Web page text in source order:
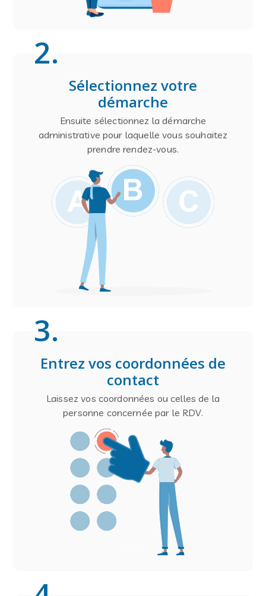
2.
Sélectionnez votre
démarche
Ensuite sélectionnez la démarche
administrative pour laquelle vous souhaitez
prendre rendez-vous.
3.
Entrez vos coordonnées de
contact
Laissez vos coordonnées ou celles de la
personne concernée par le RDV.